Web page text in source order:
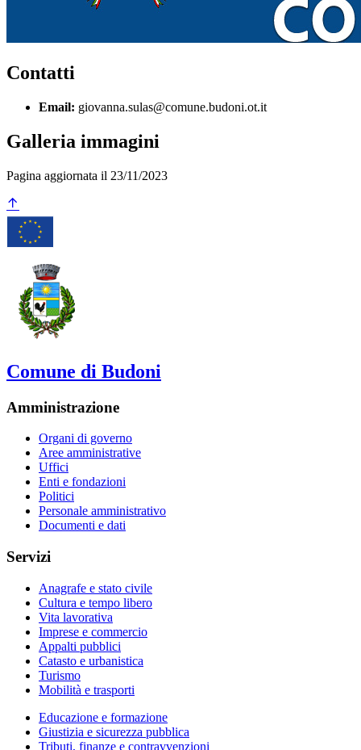
Contatti
Email: giovanna.sulas@comune.budoni.ot.it
Galleria immagini
Pagina aggiornata il 23/11/2023
Comune di Budoni
Amministrazione
Organi di governo
Aree amministrative
Uffici
Enti e fondazioni
Politici
Personale amministrativo
Documenti e dati
Servizi
Anagrafe e stato civile
Cultura e tempo libero
Vita lavorativa
Imprese e commercio
Appalti pubblici
Catasto e urbanistica
Turismo
Mobilità e trasporti
Educazione e formazione
Giustizia e sicurezza pubblica
Tributi, finanze e contravvenzioni